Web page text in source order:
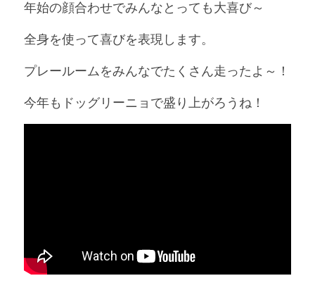
年始の顔合わせでみんなとっても大喜び～
全身を使って喜びを表現します。
プレールームをみんなでたくさん走ったよ～！
今年もドッグリーニョで盛り上がろうね！